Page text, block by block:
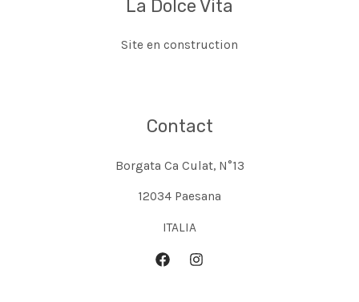
La Dolce Vita
Site en construction
Contact
Borgata Ca Culat, N°13
12034 Paesana
ITALIA